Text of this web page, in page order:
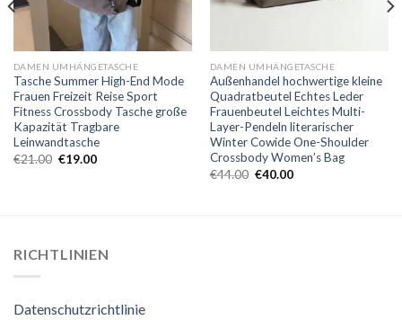
DAMEN UMHÄNGETASCHE
Tasche Summer High-End Mode
Frauen Freizeit Reise Sport
Fitness Crossbody Tasche große
Kapazität Tragbare
Leinwandtasche
€21.00 €19.00
DAMEN UMHÄNGETASCHE
Außenhandel hochwertige kleine
Quadratbeutel Echtes Leder
Frauenbeutel Leichtes Multi-
Layer-Pendeln literarischer
Winter Cowide One-Shoulder
Crossbody Women’s Bag
€44.00 €40.00
RICHTLINIEN
Datenschutzrichtlinie